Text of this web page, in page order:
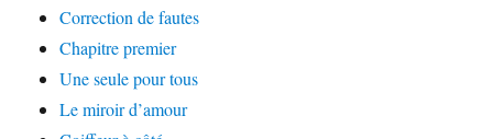
Correction de fautes
Chapitre premier
Une seule pour tous
Le miroir d’amour